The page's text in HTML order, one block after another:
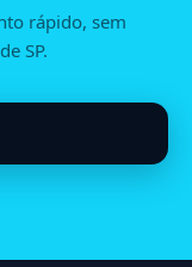
rápido, sem
SP.